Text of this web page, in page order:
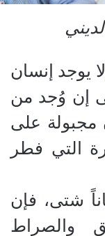
يوجد إنسان
إن وُجد من
مجبولة على
التي فطر
شتى، فإن
والصراط